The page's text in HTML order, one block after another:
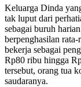
Keluarga Dinda
tak luput dari
sebagai buruh
berpenghasilan
bekerja sebagai
Rp80 ribu hingga
tersebut, orang tua
saudaranya.